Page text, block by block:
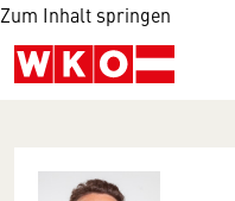
Zum Inhalt springen